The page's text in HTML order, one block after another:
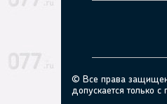
© Все права
допускается только с